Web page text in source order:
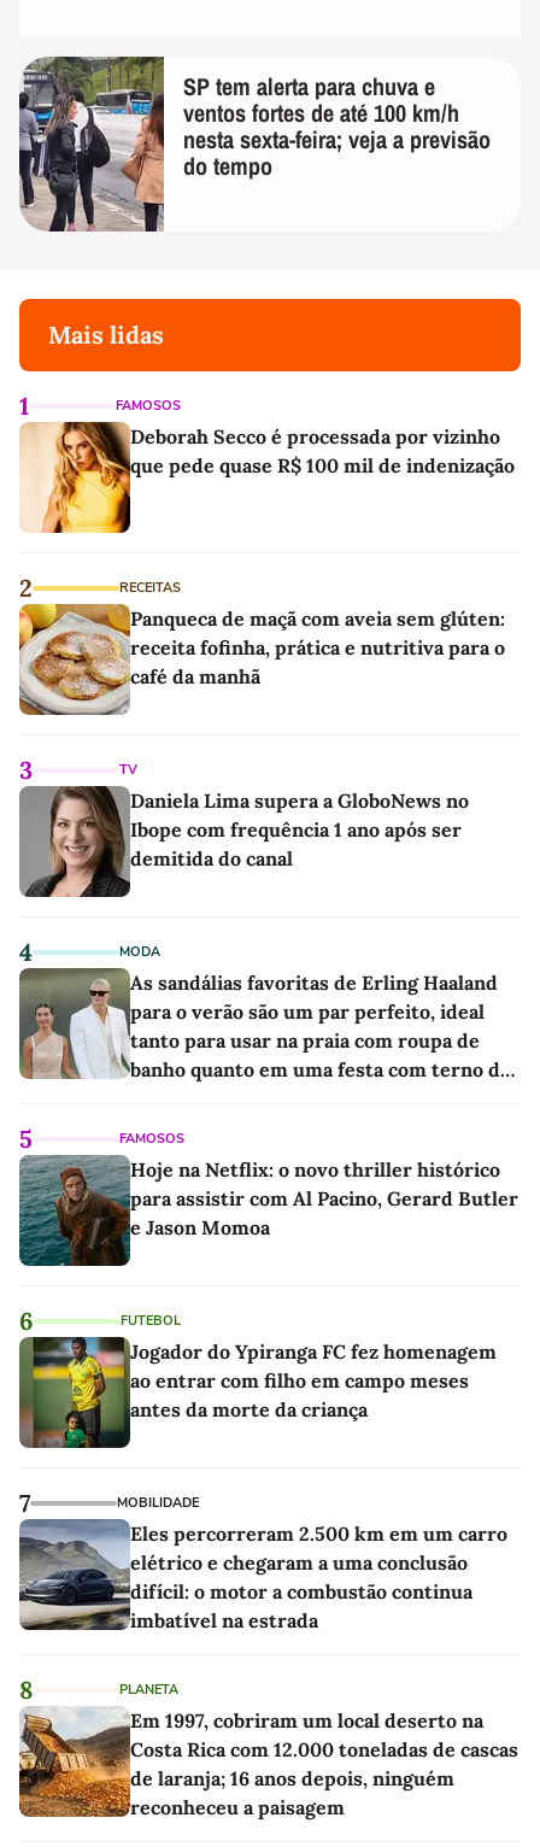
SP tem alerta para chuva e
ventos fortes de até 100 km/h
nesta sexta-feira; veja a previsão
do tempo
Mais lidas
1 FAMOSOS
Deborah Secco é processada por vizinho
que pede quase R$ 100 mil de indenização
2 RECEITAS
Panqueca de maçã com aveia sem glúten:
receita fofinha, prática e nutritiva para o
café da manhã
3 TV
Daniela Lima supera a GloboNews no
Ibope com frequência 1 ano após ser
demitida do canal
4 MODA
As sandálias favoritas de Erling Haaland
para o verão são um par perfeito, ideal
tanto para usar na praia com roupa de
banho quanto em uma festa com terno de
5 FAMOSOS
Hoje na Netflix: o novo thriller histórico
para assistir com Al Pacino, Gerard Butler
e Jason Momoa
6 FUTEBOL
Jogador do Ypiranga FC fez homenagem
ao entrar com filho em campo meses
antes da morte da criança
7 MOBILIDADE
Eles percorreram 2.500 km em um carro
elétrico e chegaram a uma conclusão
difícil: o motor a combustão continua
imbatível na estrada
8 PLANETA
Em 1997, cobriram um local deserto na
Costa Rica com 12.000 toneladas de cascas
de laranja; 16 anos depois, ninguém
reconheceu a paisagem